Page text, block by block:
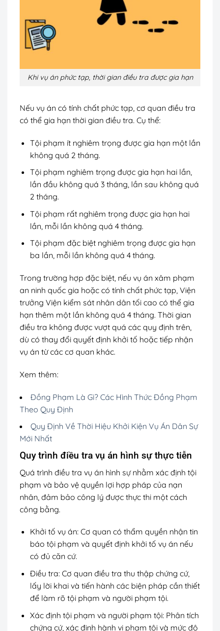
Khi vụ án phức tạp, thời gian điều tra được gia hạn
Nếu vụ án có tính chất phức tạp, cơ quan điều tra
có thể gia hạn thời gian điều tra. Cụ thể:
Tội phạm ít nghiêm trọng được gia hạn một lần
không quá 2 tháng.
Tội phạm nghiêm trọng được gia hạn hai lần,
lần đầu không quá 3 tháng, lần sau không quá
2 tháng.
Tội phạm rất nghiêm trọng được gia hạn hai
lần, mỗi lần không quá 4 tháng.
Tội phạm đặc biệt nghiêm trọng được gia hạn
ba lần, mỗi lần không quá 4 tháng.
Trong trường hợp đặc biệt, nếu vụ án xâm phạm
an ninh quốc gia hoặc có tính chất phức tạp, Viện
trưởng Viện kiểm sát nhân dân tối cao có thể gia
hạn thêm một lần không quá 4 tháng. Thời gian
điều tra không được vượt quá các quy định trên,
dù có thay đổi quyết định khởi tố hoặc tiếp nhận
vụ án từ các cơ quan khác.
Xem thêm:
Đồng Phạm Là Gì? Các Hình Thức Đồng Phạm
Theo Quy Định
Quy Định Về Thời Hiệu Khởi Kiện Vụ Án Dân Sự
Mới Nhất
Quy trình điều tra vụ án hình sự thực tiễn
Quá trình điều tra vụ án hình sự nhằm xác định tội
phạm và bảo vệ quyền lợi hợp pháp của nạn
nhân, đảm bảo công lý được thực thi một cách
công bằng.
Khởi tố vụ án: Cơ quan có thẩm quyền nhận tin
báo tội phạm và quyết định khởi tố vụ án nếu
có đủ căn cứ.
Điều tra: Cơ quan điều tra thu thập chứng cứ,
lấy lời khai và tiến hành các biện pháp cần thiết
để làm rõ tội phạm và người phạm tội.
Xác định tội phạm và người phạm tội: Phân tích
chứng cứ, xác định hành vi phạm tội và mức độ